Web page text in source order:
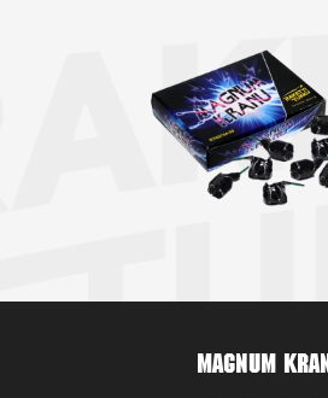
Magnum